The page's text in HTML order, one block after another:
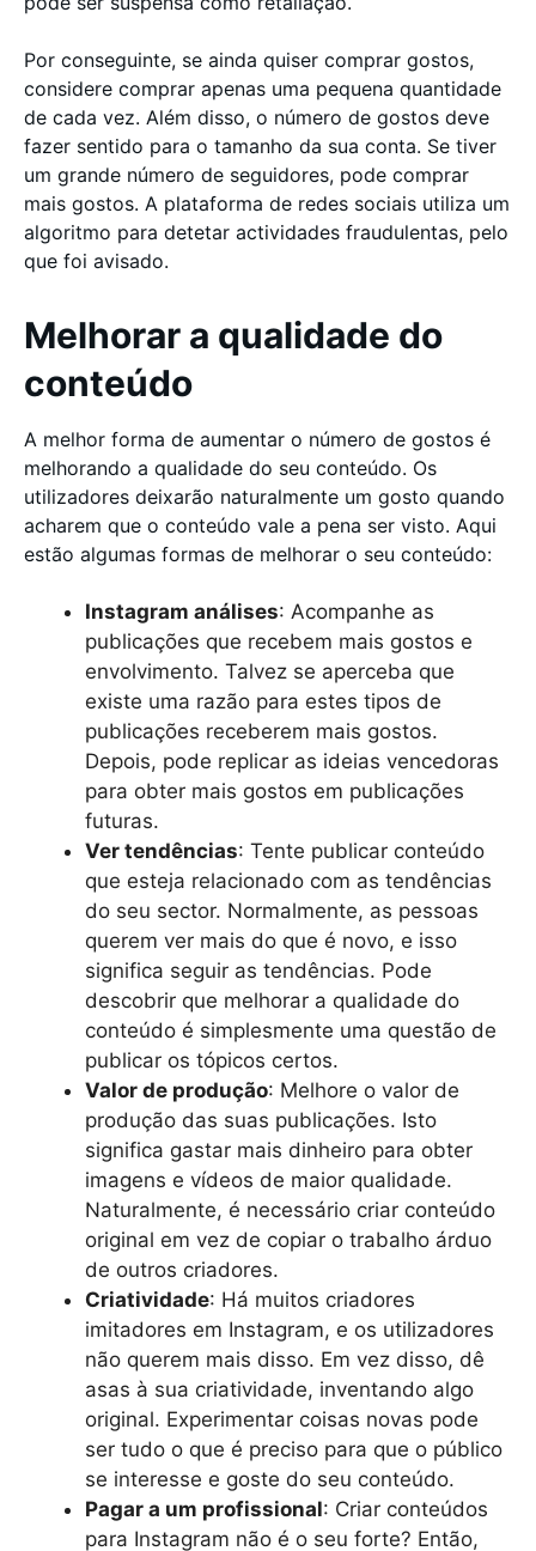
Por conseguinte, se ainda quiser comprar gostos,
considere comprar apenas uma pequena quantidade
de cada vez. Além disso, o número de gostos deve
fazer sentido para o tamanho da sua conta. Se tiver
um grande número de seguidores, pode comprar
mais gostos. A plataforma de redes sociais utiliza um
algoritmo para detetar actividades fraudulentas, pelo
que foi avisado.
Melhorar a qualidade do
conteúdo
A melhor forma de aumentar o número de gostos é
melhorando a qualidade do seu conteúdo. Os
utilizadores deixarão naturalmente um gosto quando
acharem que o conteúdo vale a pena ser visto. Aqui
estão algumas formas de melhorar o seu conteúdo:
Instagram análises: Acompanhe as
publicações que recebem mais gostos e
envolvimento. Talvez se aperceba que
existe uma razão para estes tipos de
publicações receberem mais gostos.
Depois, pode replicar as ideias vencedoras
para obter mais gostos em publicações
futuras.
Ver tendências: Tente publicar conteúdo
que esteja relacionado com as tendências
do seu sector. Normalmente, as pessoas
querem ver mais do que é novo, e isso
significa seguir as tendências. Pode
descobrir que melhorar a qualidade do
conteúdo é simplesmente uma questão de
publicar os tópicos certos.
Valor de produção: Melhore o valor de
produção das suas publicações. Isto
significa gastar mais dinheiro para obter
imagens e vídeos de maior qualidade.
Naturalmente, é necessário criar conteúdo
original em vez de copiar o trabalho árduo
de outros criadores.
Criatividade: Há muitos criadores
imitadores em Instagram, e os utilizadores
não querem mais disso. Em vez disso, dê
asas à sua criatividade, inventando algo
original. Experimentar coisas novas pode
ser tudo o que é preciso para que o público
se interesse e goste do seu conteúdo.
Pagar a um profissional: Criar conteúdos
para Instagram não é o seu forte? Então,